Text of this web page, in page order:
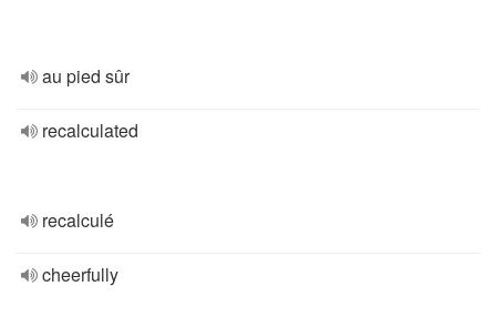
au pied sûr
recalculated
recalculé
cheerfully